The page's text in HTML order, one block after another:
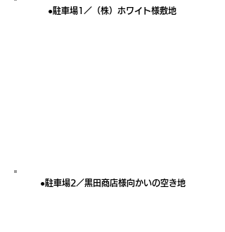
●駐車場1／（株）ホワイト様敷地
●駐車場2／黒田商店様向かいの空き地